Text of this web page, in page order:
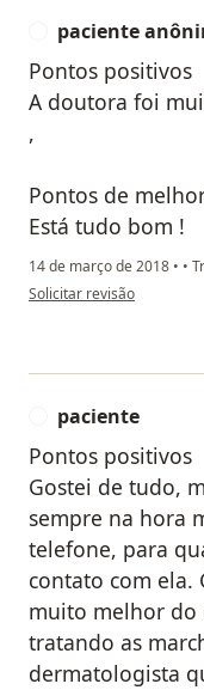
paciente
Pontos positivos
A doutora foi
,
Pontos de
Está tudo bom !
14 de março de 2018 • •
na opinião do utilizador
Solicitar revisão
paciente
Pontos positivos
Gostei de tudo,
sempre na hora
telefone, para
contato com ela.
muito melhor do
tratando as
dermatologista